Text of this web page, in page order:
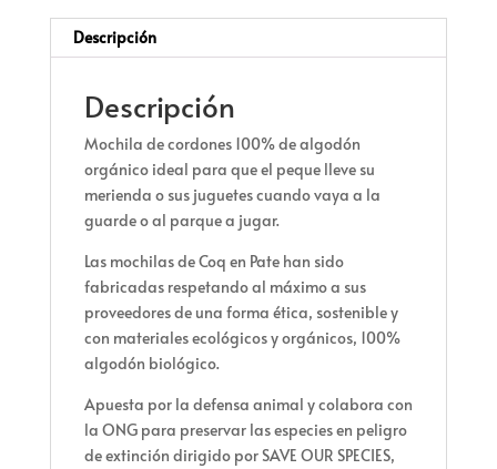
Descripción
Descripción
Mochila de cordones 100% de algodón
orgánico ideal para que el peque lleve su
merienda o sus juguetes cuando vaya a la
guarde o al parque a jugar.
Las mochilas de Coq en Pate han sido
fabricadas respetando al máximo a sus
proveedores de una forma ética, sostenible y
con materiales ecológicos y orgánicos, 100%
algodón biológico.
Apuesta por la defensa animal y colabora con
la ONG para preservar las especies en peligro
de extinción dirigido por SAVE OUR SPECIES,